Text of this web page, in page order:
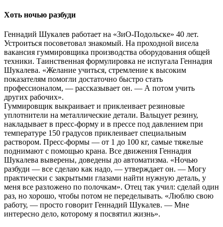
Хоть ночью разбуди
Геннадий Шукалев работает на «ЗиО-Подольске» 40 лет.
Устроиться посоветовал знакомый. На проходной висела
вакансия гуммировщика производства оборудования общей
техники. Таинственная формулировка не испугала Геннадия
Шукалева. «Желание учиться, стремление к высоким
показателям помогли достаточно быстро стать
профессионалом, — рассказывает он. — А потом учить
других рабочих».
Гуммировщик выкраивает и приклеивает резиновые
уплотнители на металлические детали. Вальцует резину,
накладывает в пресс-форму и в прессе под давлением при
температуре 150 градусов приклеивает специальным
раствором. Пресс-формы — от 1 до 100 кг, самые тяжелые
поднимают с помощью крана. Все движения Геннадия
Шукалева выверены, доведены до автоматизма. «Ночью
разбуди — все сделаю как надо, — утверждает он. — Могу
практически с закрытыми глазами найти нужную деталь, у
меня все разложено по полочкам». Отец так учил: сделай один
раз, но хорошо, чтобы потом не переделывать. «Люблю свою
работу, — просто говорит Геннадий Шукалев. — Мне
интересно дело, которому я посвятил жизнь».